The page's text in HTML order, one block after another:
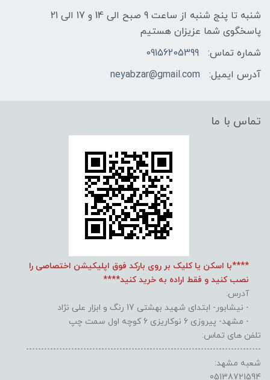
شنبه تا پنج شنبه از ساعت 9 صبح الی 14 و 17 الی 21
پاسخگوی شما عزیزان هستیم
شماره تماس:
09156205399
آدرس ایمیل:
neyabzar@gmail.com
تماس با ما
****با اسکن یا کلیک بر روی بارکد فوق اپلیکیشن اختصاصی را
نصب کنید و فقط اراده به خرید کنید****
آدرس:
- نیشابور- ابتدای شهید بهشتی 17 رنگ و ابزار علی نژاد
- مشهد- پیروزی 6 نوکاریزی 6 کوچه اول سمت چپ
تلفن های تماس:
------------------------------------------------------------------------------
شعبه مشهد:
05138721594